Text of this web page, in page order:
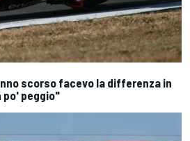
scorso facevo la differenza in
po' peggio"